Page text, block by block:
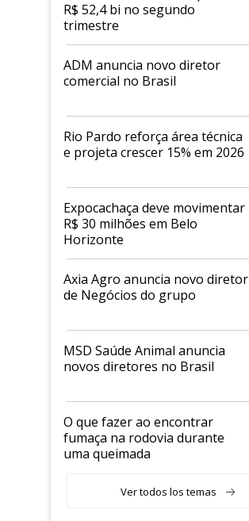
R$ 52,4 bi no segundo
trimestre
ADM anuncia novo diretor
comercial no Brasil
Rio Pardo reforça área técnica
e projeta crescer 15% em 2026
Expocachaça deve movimentar
R$ 30 milhões em Belo
Horizonte
Axia Agro anuncia novo diretor
de Negócios do grupo
MSD Saúde Animal anuncia
novos diretores no Brasil
O que fazer ao encontrar
fumaça na rodovia durante
uma queimada
Ver todos los temas